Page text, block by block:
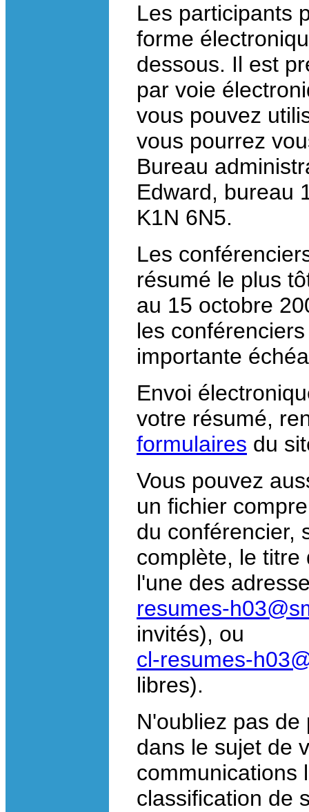
Les participants
forme
dessous. Il est
par voie
vous pouvez
vous pourrez
Bureau
Edward, bureau
K1N 6N5.
Les
résumé le plus
au 15 octobre
les
importante
Envoi
votre résumé,
formulaires du
Vous pouvez
un fichier
du conférencier,
complète, le titre
l'une des
resumes-
invités), ou
cl-resumes-
libres).
N'oubliez pas
dans le sujet de
communications
classification de